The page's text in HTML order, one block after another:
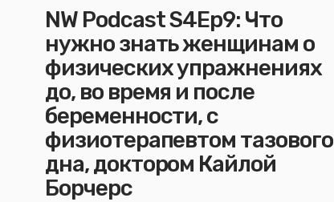
NW Podcast S4Ep9: Что
нужно знать женщинам о
физических упражнениях
до, во время и после
беременности, с
физиотерапевтом тазового
дна, доктором Кайлой
Борчерс